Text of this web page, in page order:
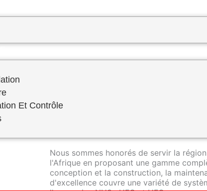
Et Contrôle
SUR MESURE
RDS Engineering se distingue en tant
Nous sommes honorés de servir la
l'Afrique en proposant une gamme
conception et la construction, la
d'excellence couvre une variété de